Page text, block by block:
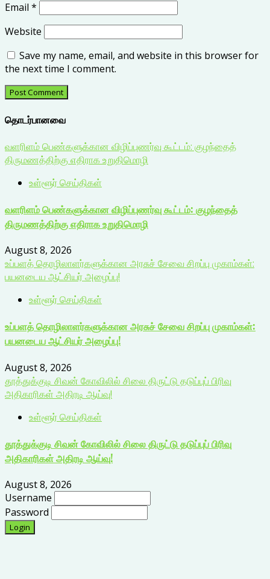
Email *
Website
Save my name, email, and website in this browser for
the next time I comment.
தொடர்பானவை
வளரிளம் பெண்களுக்கான விழிப்புணர்வு கூட்டம்: குழந்தைத்
திருமணத்திற்கு எதிராக உறுதிமொழி
உள்ளூர் செய்திகள்
வளரிளம் பெண்களுக்கான விழிப்புணர்வு கூட்டம்: குழந்தைத்
திருமணத்திற்கு எதிராக உறுதிமொழி
August 8, 2026
உப்பளத் தொழிலாளர்களுக்கான அரசுச் சேவை சிறப்பு முகாம்கள்:
பயனடைய ஆட்சியர் அழைப்பு!
உள்ளூர் செய்திகள்
உப்பளத் தொழிலாளர்களுக்கான அரசுச் சேவை சிறப்பு முகாம்கள்:
பயனடைய ஆட்சியர் அழைப்பு!
August 8, 2026
தூத்துக்குடி சிவன் கோவிலில் சிலை திருட்டு தடுப்புப் பிரிவு
அதிகாரிகள் அதிரடி ஆய்வு!
உள்ளூர் செய்திகள்
தூத்துக்குடி சிவன் கோவிலில் சிலை திருட்டு தடுப்புப் பிரிவு
அதிகாரிகள் அதிரடி ஆய்வு!
August 8, 2026
Username
Password